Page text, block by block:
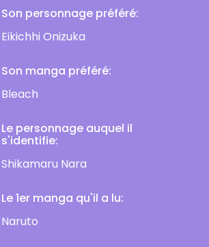
Son personnage préféré:
Eikichhi Onizuka
Son manga préféré:
Bleach
Le personnage auquel il
s'identifie:
Shikamaru Nara
Le 1er manga qu'il a lu:
Naruto